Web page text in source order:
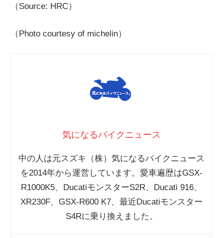
（Source: HRC）
（Photo courtesy of michelin）
気になるバイクニュース
中の人は元スズキ（株）気になるバイクニュース
を2014年から運営しています。愛車遍歴はGSX-
R1000K5、DucatiモンスターS2R、Ducati 916、
XR230F、GSX-R600 K7、最近Ducatiモンスター
S4Rに乗り換えました。